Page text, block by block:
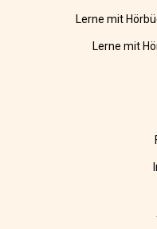
Lerne mit
Lerne mit